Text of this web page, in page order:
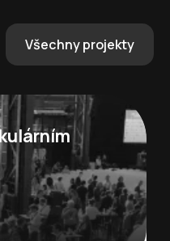
Všechny projekty